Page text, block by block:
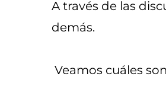
A través de las
demás.
Veamos cuáles